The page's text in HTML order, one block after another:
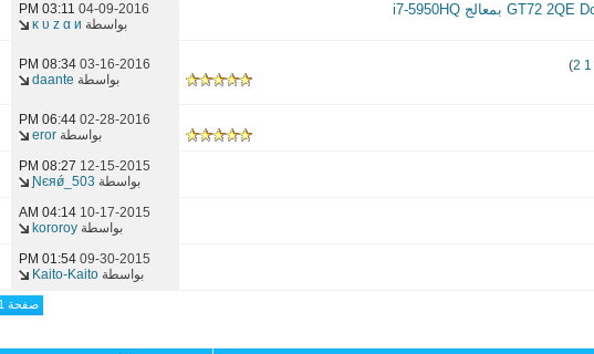
04-09-2016
03:11 PM
بواسطة ĸ υ z α и
1
2
)
03-16-2016
08:34 PM
بواسطة daante
02-28-2016
06:44 PM
بواسطة eror
12-15-2015
08:27 PM
بواسطة Ɲєяǿ_503
10-17-2015
04:14 AM
بواسطة kororoy
09-30-2015
01:54 PM
بواسطة Kaito-Kaito
صفحة 1 من 2